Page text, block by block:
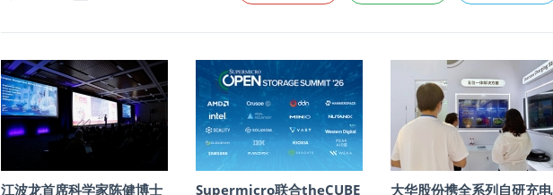
江波龙首席科学家陈健博士
Supermicro联合theCUBE
大华股份携全系列自研充电